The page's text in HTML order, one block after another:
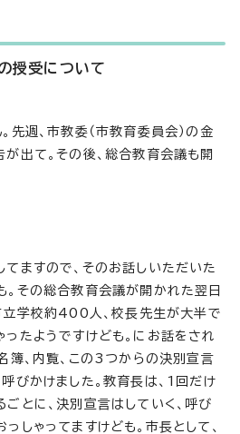
授受について
先週、市教委（市教育委員会）の金
出て。その後、総合教育会議も開
てますので、そのお話しいただいた
。その総合教育会議が開かれた翌日
立学校約400人、校長先生が大半で
ったようですけども。にお話をされ
簿、内覧、この3つからの決別宣言
びかけました。教育長は、1回だけ
とに、決別宣言はしていく、呼び
しゃってますけども。市長として、